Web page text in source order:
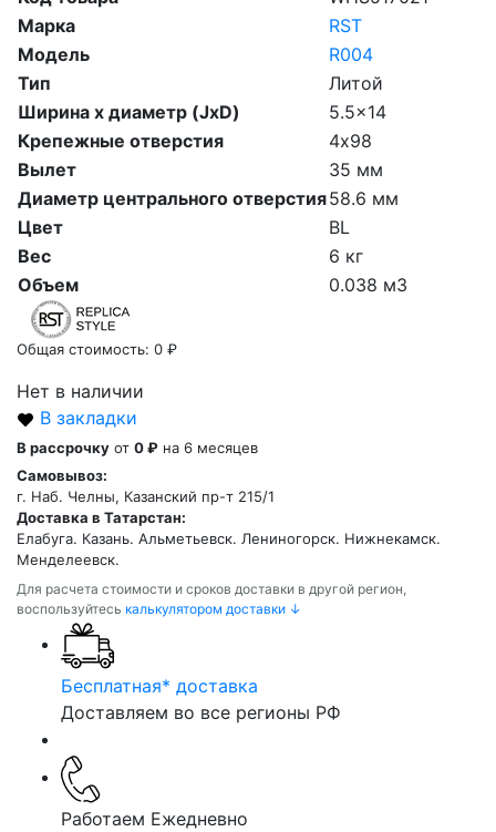
Марка
RST
Модель
R004
Тип
Литой
Ширина х диаметр (JxD)
5.5x14
Крепежные отверстия
4х98
Вылет
35 мм
Диаметр центрального отверстия58.6 мм
Цвет
BL
Вес
6 кг
Объем
0.038 м3
Общая стоимость: 0 ₽
Нет в наличии
В закладки
В рассрочку от 0 ₽ на 6 месяцев
Самовывоз:
г. Наб. Челны, Казанский пр-т 215/1
Доставка в Татарстан:
Елабуга. Казань. Альметьевск. Лениногорск. Нижнекамск.
Менделеевск.
Для расчета стоимости и сроков доставки в другой регион,
воспользуйтесь калькулятором доставки ↓
Бесплатная* доставка
Доставляем во все регионы РФ
Работаем Ежедневно